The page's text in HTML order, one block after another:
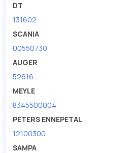
DT
131602
SCANIA
00550730
AUGER
52616
MEYLE
8345500004
PETERS ENNEPETAL
12100300
SAMPA